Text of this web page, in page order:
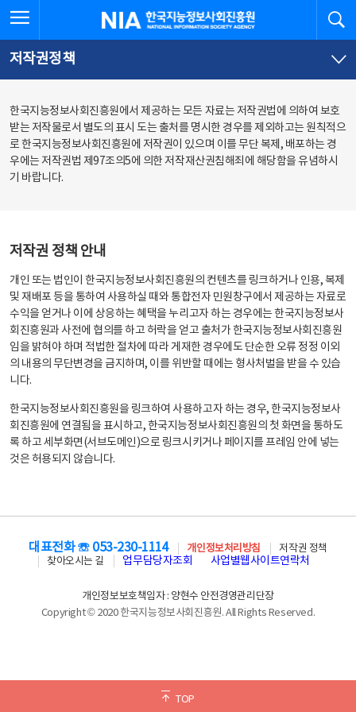
문
로
가
체
뉴
바
가
한국지능정보사회진흥원
저작권정책
한국지능정보사회진흥원에서 제공하는 모든 자료는 저작권법에 의하여 보호
받는 저작물로서 별도의 표시 도는 출처를 명시한 경우를 제외하고는 원칙적으
로 한국지능정보사회진흥원에 저작권이 있으며 이를 무단 복제, 배포하는 경
우에는 저작권법 제97조의5에 의한 저작재산권침해죄에 해당함을 유념하시
기 바랍니다.
저작권 정책 안내
개인 또는 법인이 한국지능정보사회진흥원의 컨텐츠를 링크하거나 인용, 복제
및 재배포 등을 통하여 사용하실 때와 통합전자 민원창구에서 제공하는 자료로
수익을 얻거나 이에 상응하는 혜택을 누리고자 하는 경우에는 한국지능정보사
회진흥원과 사전에 협의를 하고 허락을 얻고 출처가 한국지능정보사회진흥원
임을 밝혀야 하며 적법한 절차에 따라 게재한 경우에도 단순한 오류 정정 이외
의 내용의 무단변경을 금지하며, 이를 위반할 때에는 형사처벌을 받을 수 있습
니다.
한국지능정보사회진흥원을 링크하여 사용하고자 하는 경우, 한국지능정보사
회진흥원에 연결됨을 표시하고, 한국지능정보사회진흥원의 첫 화면을 통하도
록 하고 세부화면(서브도메인)으로 링크시키거나 페이지를 프레임 안에 넣는
것은 허용되지 않습니다.
TOP
대표전화 ☏ 053-230-1114 개인정보처리방침
저작권 정책
찾아오시는 길
업무담당자조회 사업별웹사이트연락처
개인정보보호책임자 : 양현수 안전경영관리단장
Copyright © 2020 한국지능정보사회진흥원. All Rights Reserved.